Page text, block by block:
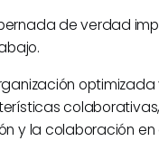
de verdad
y la colaboración en